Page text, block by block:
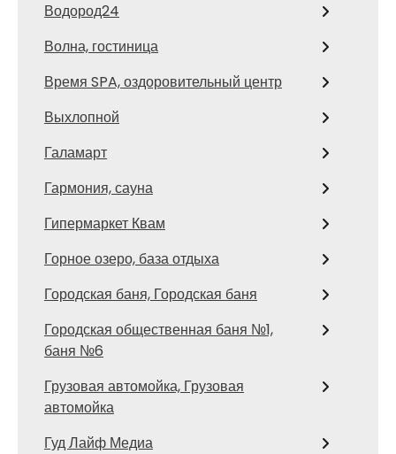
Водород24
Волна, гостиница
Время SPA, оздоровительный центр
Выхлопной
Галамарт
Гармония, сауна
Гипермаркет Квам
Горное озеро, база отдыха
Городская баня, Городская баня
Городская общественная баня №1,
баня №6
Грузовая автомойка, Грузовая
автомойка
Гуд Лайф Медиа